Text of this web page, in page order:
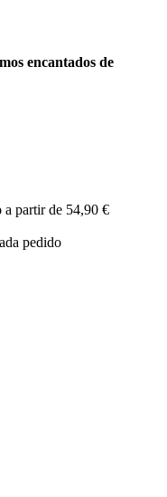
encantados de
a partir de 54,90 €
pedido